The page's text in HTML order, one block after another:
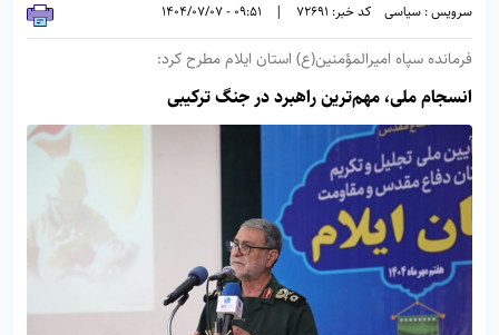
سرویس : سیاسی کد خبر: 72691 |
09:51 - 1404/07/07
فرمانده سپاه امیرالمؤمنین(ع) استان ایلام مطرح کرد:
انسجام ملی، مهم‌ترین راهبرد در جنگ ترکیبی